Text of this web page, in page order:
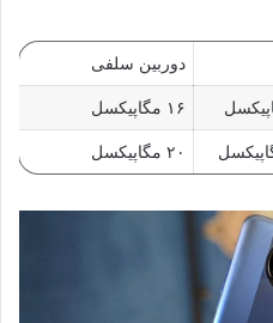
دوربین سلفی
۱۶ مگاپیکسل
۲۰ مگاپیکسل